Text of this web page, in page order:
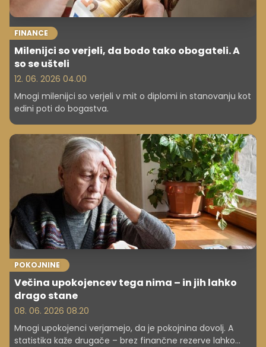
FINANCE
Milenijci so verjeli, da bodo tako obogateli. A
so se ušteli
12. 06. 2026 04.00
Mnogi milenijci so verjeli v mit o diplomi in stanovanju kot
edini poti do bogastva.
POKOJNINE
Večina upokojencev tega nima – in jih lahko
drago stane
08. 06. 2026 08.20
Mnogi upokojenci verjamejo, da je pokojnina dovolj. A
statistika kaže drugače – brez finančne rezerve lahko